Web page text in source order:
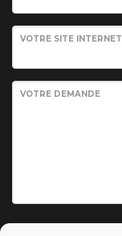
VOTRE SITE INTERNET
VOTRE DEMANDE